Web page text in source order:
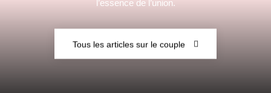
–
l’essence de l’union.
Tous les articles sur le couple